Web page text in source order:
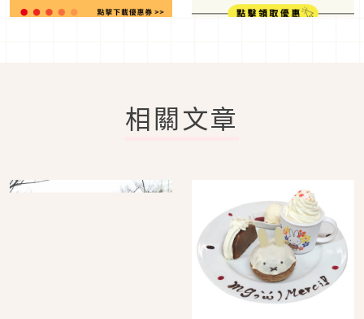
相關文章